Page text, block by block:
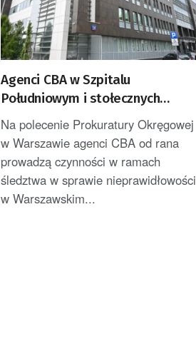
Agenci CBA w Szpitalu
Południowym i stołecznych
urzędach. Jest komunikat
Na polecenie Prokuratury Okręgowej
w Warszawie agenci CBA od rana
prowadzą czynności w ramach
śledztwa w sprawie nieprawidłowości
w Warszawskim...